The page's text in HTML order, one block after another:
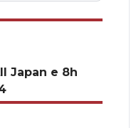
Japan e 8h